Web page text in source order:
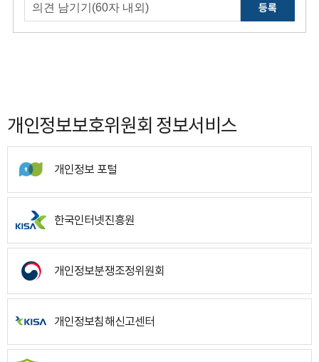
등록
개인정보보호위원회 정보서비스
개인정보 포털
한국인터넷진흥원
개인정보분쟁조정위원회
개인정보침해신고센터